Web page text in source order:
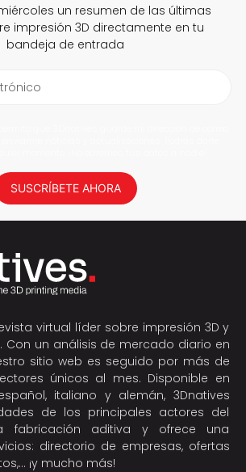
un resumen de las últimas
impresión 3D directamente en tu
bandeja de entrada
SUSCRÍBETE AHORA
virtual líder sobre impresión 3D y
Con un análisis de mercado diario en
sitio web es seguido por más de
únicos al mes. Disponible en
italiano y alemán, 3Dnatives
de los principales actores del
fabricación aditiva y ofrece una
directorio de empresas, ofertas
¡y mucho más!